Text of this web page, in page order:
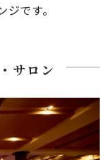
です。
サロン